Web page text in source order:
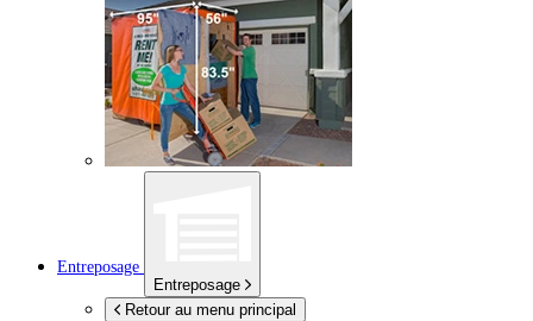
Entreposage
Entreposage
Retour au menu principal